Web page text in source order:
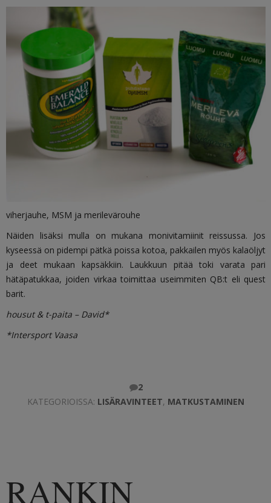
viherjauhe, MSM ja merilevärouhe
Näiden lisäksi mulla on mukana monivitamiinit reissussa. Jos
kyseessä on pidempi pätkä poissa kotoa, pakkailen myös kalaöljyt
ja deet mukaan kapsäkkiin. Laukkuun pitää toki varata pari
hätäpatukkaa, joiden virkaa toimittaa useimmiten QB:t eli quest
barit.
housut & t-paita – David*
*Intersport Vaasa
2
KATEGORIOISSA: LISÄRAVINTEET, MATKUSTAMINEN
RANKIN